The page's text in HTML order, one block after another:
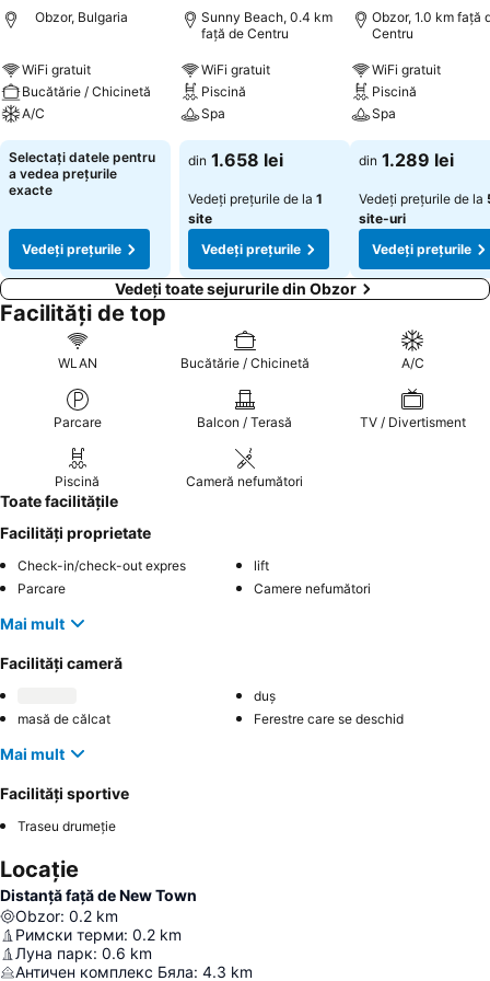
Obzor, Bulgaria
WiFi gratuit
Bucătărie / Chicinetă
A/C
Selectați datele pentru
a vedea prețurile
exacte
Vedeți prețurile
Sunny Beach, 0.4 km
faţă de Centru
WiFi gratuit
Piscină
Spa
din 1.658 lei
Vedeți prețurile de la 1
site
Vedeți prețurile
Obzor, 1.0 km faţă
Centru
WiFi gratuit
Piscină
Spa
din 1.289 lei
Vedeți prețurile de la
site-uri
Vedeți prețurile
Vedeți toate sejururile din Obzor
Facilități de top
WLAN Bucătărie / Chicinetă A/C
Parcare Balcon / Terasă TV / Divertisment
Piscină Cameră nefumători
Toate facilitățile
Facilități proprietate
Check-in/check-out expres
lift
Parcare
Camere nefumători
Mai mult
Facilități cameră
duș
masă de călcat
Ferestre care se deschid
Mai mult
Facilități sportive
Traseu drumeție
Locație
Distanță față de New Town
Obzor: 0.2 km
Римски терми: 0.2 km
Луна парк: 0.6 km
Античен комплекс Бяла: 4.3 km